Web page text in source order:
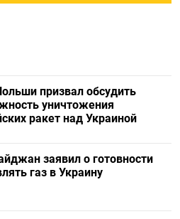
призвал обсудить
уничтожения
ракет над Украиной
заявил о готовности
газ в Украину